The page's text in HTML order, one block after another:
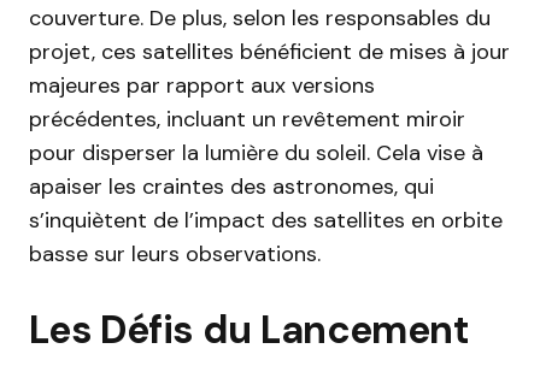
couverture. De plus, selon les responsables du
projet, ces satellites bénéficient de mises à jour
majeures par rapport aux versions
précédentes, incluant un revêtement miroir
pour disperser la lumière du soleil. Cela vise à
apaiser les craintes des astronomes, qui
s’inquiètent de l’impact des satellites en orbite
basse sur leurs observations.
Les Défis du Lancement